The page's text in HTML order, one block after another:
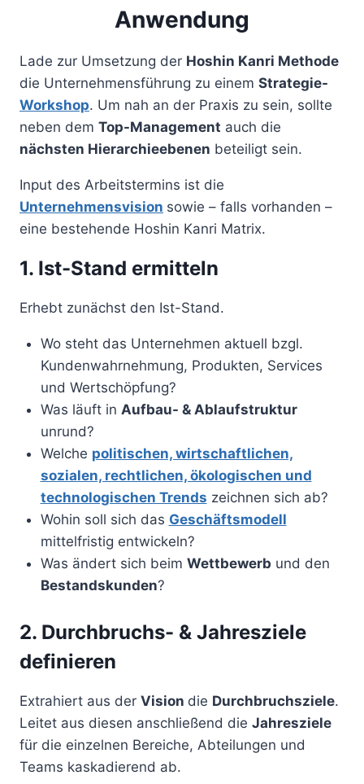
Anwendung
Lade zur Umsetzung der Hoshin Kanri Methode
die Unternehmensführung zu einem Strategie-
Workshop. Um nah an der Praxis zu sein, sollte
neben dem Top-Management auch die
nächsten Hierarchieebenen beteiligt sein.
Input des Arbeitstermins ist die
Unternehmensvision sowie – falls vorhanden –
eine bestehende Hoshin Kanri Matrix.
1. Ist-Stand ermitteln
Erhebt zunächst den Ist-Stand.
Wo steht das Unternehmen aktuell bzgl.
Kundenwahrnehmung, Produkten, Services
und Wertschöpfung?
Was läuft in Aufbau- & Ablaufstruktur
unrund?
Welche politischen, wirtschaftlichen,
sozialen, rechtlichen, ökologischen und
technologischen Trends zeichnen sich ab?
Wohin soll sich das Geschäftsmodell
mittelfristig entwickeln?
Was ändert sich beim Wettbewerb und den
Bestandskunden?
2. Durchbruchs- & Jahresziele
definieren
Extrahiert aus der Vision die Durchbruchsziele.
Leitet aus diesen anschließend die Jahresziele
für die einzelnen Bereiche, Abteilungen und
Teams kaskadierend ab.